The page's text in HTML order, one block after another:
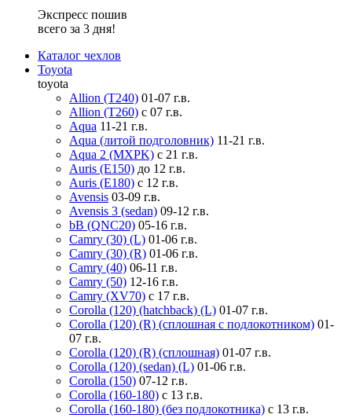
Экспресс пошив
всего за 3 дня!
Каталог чехлов
Toyota
toyota
Allion (T240) 01-07 г.в.
Allion (T260) с 07 г.в.
Aqua 11-21 г.в.
Aqua (литой подголовник) 11-21 г.в.
Aqua 2 (MXPK) с 21 г.в.
Auris (E150) до 12 г.в.
Auris (E180) с 12 г.в.
Avensis 03-09 г.в.
Avensis 3 (sedan) 09-12 г.в.
bB (QNC20) 05-16 г.в.
Camry (30) (L) 01-06 г.в.
Camry (30) (R) 01-06 г.в.
Camry (40) 06-11 г.в.
Camry (50) 12-16 г.в.
Camry (XV70) с 17 г.в.
Corolla (120) (hatchback) (L) 01-07 г.в.
Corolla (120) (R) (сплошная с подлокотником) 01-
07 г.в.
Corolla (120) (R) (сплошная) 01-07 г.в.
Corolla (120) (sedan) (L) 01-06 г.в.
Corolla (150) 07-12 г.в.
Corolla (160-180) с 13 г.в.
Corolla (160-180) (без подлокотника) с 13 г.в.